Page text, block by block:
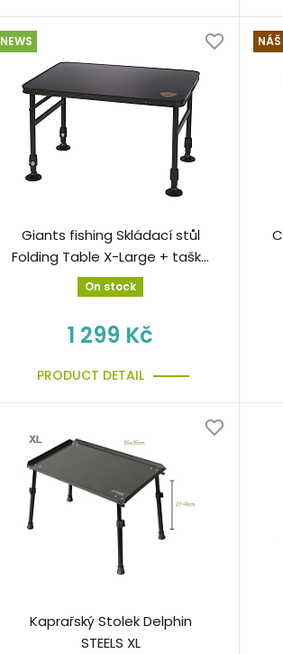
NEWS
Giants fishing Skládací stůl
Folding Table X-Large + taška
ZDARMA!
On stock
1 299 Kč
PRODUCT DETAIL
Kaprařský Stolek Delphin
STEELS XL